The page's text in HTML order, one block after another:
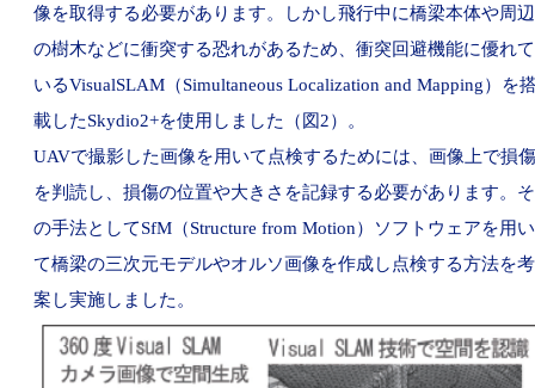
像を取得する必要があります。しかし飛行中に橋梁本体や周辺
の樹木などに衝突する恐れがあるため、衝突回避機能に優れて
いるVisualSLAM（Simultaneous Localization and Mapping）を
載したSkydio2+を使用しました（図2）。
UAVで撮影した画像を用いて点検するためには、画像上で損傷
を判読し、損傷の位置や大きさを記録する必要があります。そ
の手法としてSfM（Structure from Motion）ソフトウェアを用い
て橋梁の三次元モデルやオルソ画像を作成し点検する方法を考
案し実施しました。